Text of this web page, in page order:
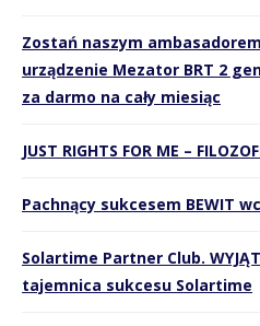
Zostań naszym
urządzenie Mezator BRT 2
za darmo na cały miesiąc
JUST RIGHTS FOR ME –
Pachnący sukcesem BEWIT
Solartime Partner Club.
tajemnica sukcesu Solartime